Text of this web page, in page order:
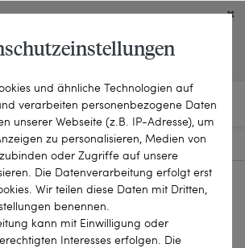
ENGLISH WEBSITE
KETTEN & COLLIERS 21-1565
und ähnliche Technologien auf
verarbeiten personenbezogene Daten
unserer Webseite (z.B. IP-Adresse), um
zu personalisieren, Medien von
oder Zugriffe auf unsere
Die Datenverarbeitung erfolgt erst
Wir teilen diese Daten mit Dritten,
benennen.
kann mit Einwilligung oder
Interesses erfolgen. Die